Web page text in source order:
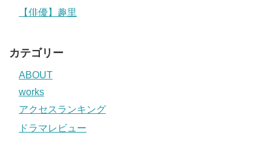
【俳優】趣里
カテゴリー
ABOUT
works
アクセスランキング
ドラマレビュー